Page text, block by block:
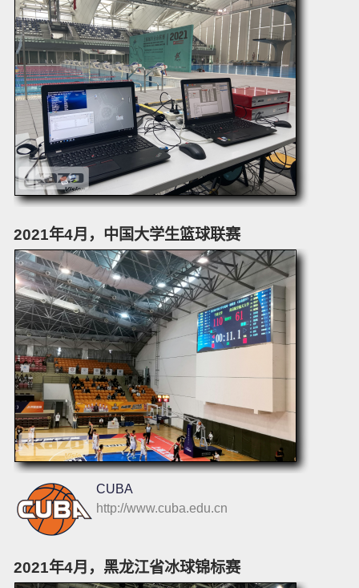
2021年4月，中国大学生篮球联赛
CUBA
http://www.cuba.edu.cn
2021年4月，黑龙江省冰球锦标赛